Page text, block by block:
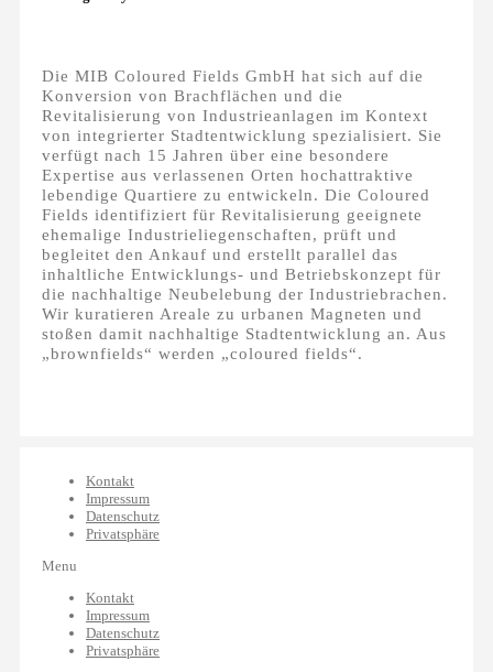
Die MIB Coloured Fields GmbH hat sich auf die
Konversion von Brachflächen und die
Revitalisierung von Industrieanlagen im Kontext
von integrierter Stadtentwicklung spezialisiert. Sie
verfügt nach 15 Jahren über eine besondere
Expertise aus verlassenen Orten hochattraktive
lebendige Quartiere zu entwickeln. Die Coloured
Fields identifiziert für Revitalisierung geeignete
ehemalige Industrieliegenschaften, prüft und
begleitet den Ankauf und erstellt parallel das
inhaltliche Entwicklungs- und Betriebskonzept für
die nachhaltige Neubelebung der Industriebrachen.
Wir kuratieren Areale zu urbanen Magneten und
stoßen damit nachhaltige Stadtentwicklung an. Aus
„brownfields“ werden „coloured fields“.
Kontakt
Impressum
Datenschutz
Privatsphäre
Menu
Kontakt
Impressum
Datenschutz
Privatsphäre